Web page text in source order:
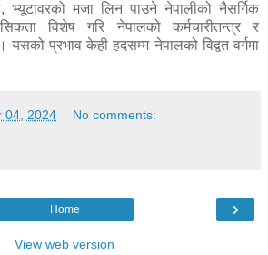
भ्यूटावरको मजा लिन पाउने नेपालीको नैसर्गिक
विशेष गरि नेपालको कर्मचारीतन्त्र र
। यसको प्रभाव केही हदसम्म नेपालको विद्वत वर्गमा
04, 2024 No comments:
›
Home
View web version